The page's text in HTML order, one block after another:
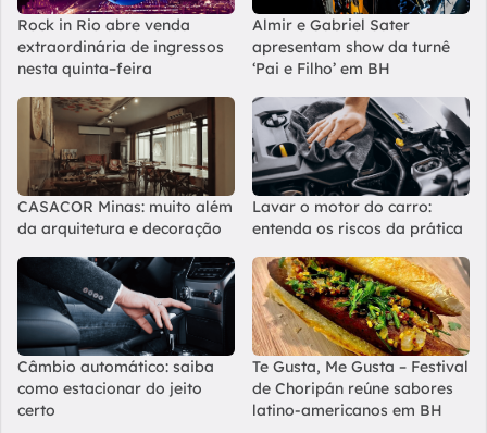
Rock in Rio abre venda
extraordinária de ingressos
nesta quinta–feira
Almir e Gabriel Sater
apresentam show da turnê
‘Pai e Filho’ em BH
CASACOR Minas: muito além
da arquitetura e decoração
Lavar o motor do carro:
entenda os riscos da prática
Câmbio automático: saiba
como estacionar do jeito
certo
Te Gusta, Me Gusta – Festival
de Choripán reúne sabores
latino-americanos em BH